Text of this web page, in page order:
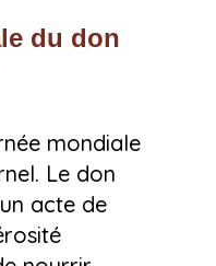
du don
mondiale
Le don
acte de